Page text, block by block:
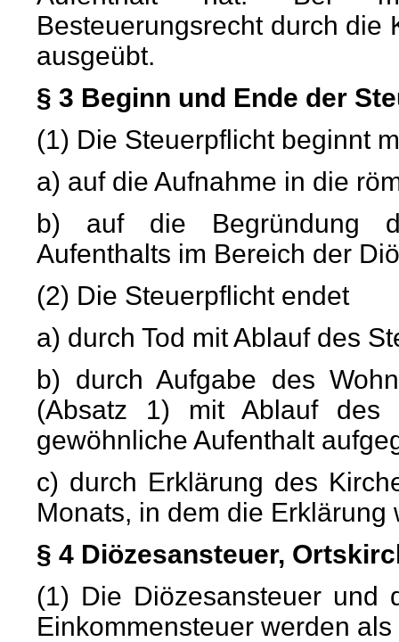
Besteuerungsrecht durch die
ausgeübt.
§ 3 Beginn und Ende der
(1) Die Steuerpflicht beginnt
a) auf die Aufnahme in die
b) auf die Begründung
Aufenthalts im Bereich der
(2) Die Steuerpflicht endet
a) durch Tod mit Ablauf des
b) durch Aufgabe des
(Absatz 1) mit Ablauf des
gewöhnliche Aufenthalt
c) durch Erklärung des
Monats, in dem die Erklärung
§ 4 Diözesansteuer,
(1) Die Diözesansteuer und
Einkommensteuer werden